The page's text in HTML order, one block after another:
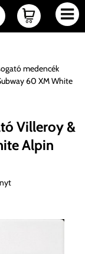
medencék
60 XM White
Villeroy &
Alpin